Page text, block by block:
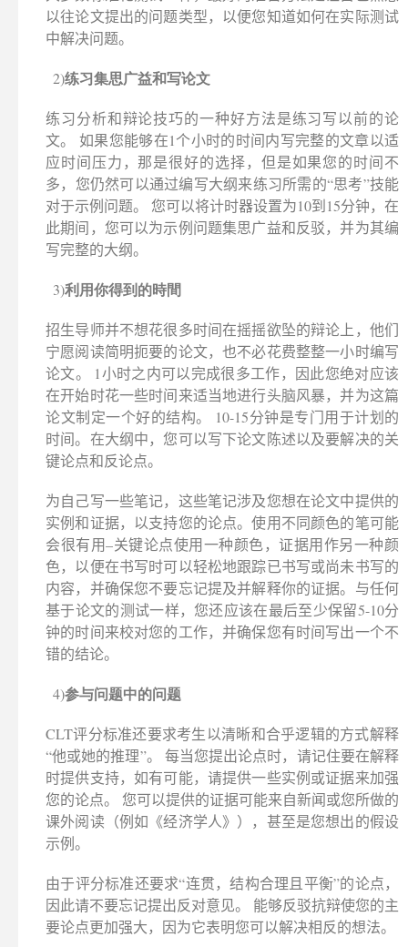
以往论文提出的问题类型，以便您知道如何在实际测试
中解决问题。
2)练习集思广益和写论文
练习分析和辩论技巧的一种好方法是练习写以前的论
文。 如果您能够在1个小时的时间内写完整的文章以适
应时间压力，那是很好的选择，但是如果您的时间不
多，您仍然可以通过编写大纲来练习所需的“思考”技能
对于示例问题。 您可以将计时器设置为10到15分钟，在
此期间，您可以为示例问题集思广益和反驳，并为其编
写完整的大纲。
3)利用你得到的時間
招生导师并不想花很多时间在摇摇欲坠的辩论上，他们
宁愿阅读简明扼要的论文，也不必花费整整一小时编写
论文。 1小时之内可以完成很多工作，因此您绝对应该
在开始时花一些时间来适当地进行头脑风暴，并为这篇
论文制定一个好的结构。 10-15分钟是专门用于计划的
时间。在大纲中，您可以写下论文陈述以及要解决的关
键论点和反论点。
为自己写一些笔记，这些笔记涉及您想在论文中提供的
实例和证据，以支持您的论点。使用不同颜色的笔可能
会很有用–关键论点使用一种颜色，证据用作另一种颜
色，以便在书写时可以轻松地跟踪已书写或尚未书写的
内容，并确保您不要忘记提及并解释你的证据。与任何
基于论文的测试一样，您还应该在最后至少保留5-10分
钟的时间来校对您的工作，并确保您有时间写出一个不
错的结论。
4)参与问题中的问题
CLT评分标准还要求考生以清晰和合乎逻辑的方式解释
“他或她的推理”。 每当您提出论点时，请记住要在解释
时提供支持，如有可能，请提供一些实例或证据来加强
您的论点。 您可以提供的证据可能来自新闻或您所做的
课外阅读（例如《经济学人》），甚至是您想出的假设
示例。
由于评分标准还要求“连贯，结构合理且平衡”的论点，
因此请不要忘记提出反对意见。 能够反驳抗辩使您的主
要论点更加强大，因为它表明您可以解决相反的想法。